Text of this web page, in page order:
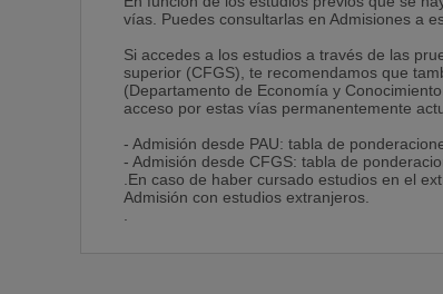
vías. Puedes consultarlas en Admisiones a
Si accedes a los estudios a través de las
superior (CFGS), te recomendamos que
(Departamento de Economía y
acceso por estas vías permanentemente
- Admisión desde PAU: tabla de
- Admisión desde CFGS: tabla de
.En caso de haber cursado estudios en el
Admisión con estudios extranjeros.
.